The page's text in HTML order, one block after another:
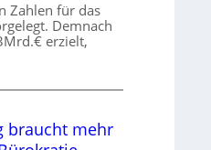
Zahlen für das
Demnach
erzielt,
braucht mehr